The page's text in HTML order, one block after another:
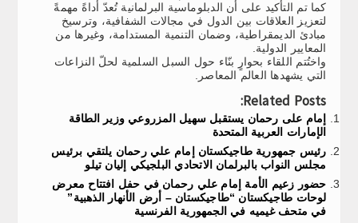
كما تم التأكيد على أن الدبلوماسية البرلمانية تُعدّ أداةً مهمةً
لتعزيز العلاقات بين الدول في مجالات الشفافية، وترسيخ
مبادئ الديمقراطية، وضمان التنمية المستدامة، وغيرها من
المعايير الدولية.
واختُتم اللقاء بحوارٍ بنّاء حول السبل السلمية لحلّ النزاعات
التي يشهدها العالم المعاصر.
Related Posts:
إمام على رحمان يستقبل سهيل المزروعي وزير الطاقة
الإمارات العربية المتحدة
رئيس جمهورية طاجيكستان إمام علي رحمان يلتقي برئيس
مجلس النواب بالبرلمان الاتحادي البلجيكي إليان تيلو
حضور زعيم الأمة إمام علي رحمان في حفل افتتاح معرض
لوحات طاجيكستان “طاجيكستان – أرض الأنهار الذهبية”
في متحف غيميه في الجمهورية الفرنسية